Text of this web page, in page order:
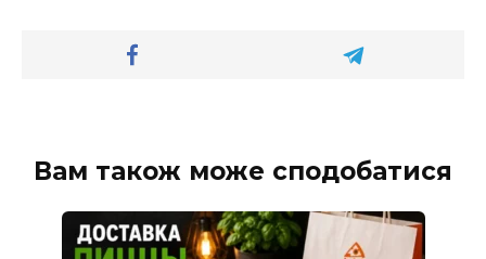
Вам також може сподобатися